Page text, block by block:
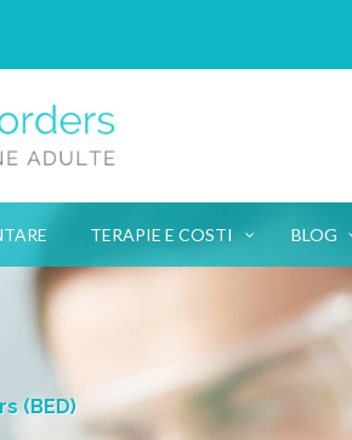
TERAPIE E COSTI BLOG
(BED)